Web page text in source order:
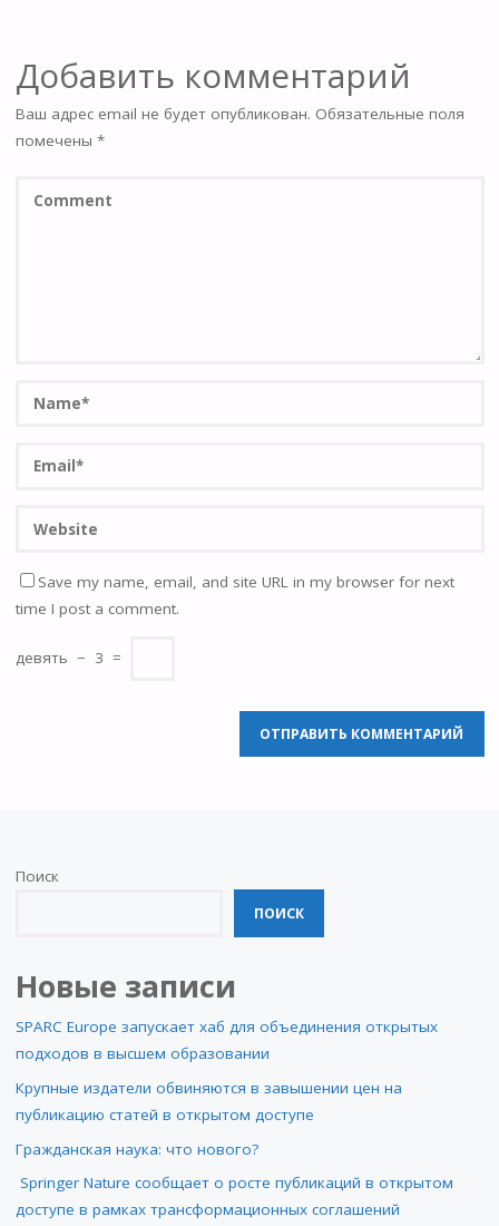
Добавить комментарий
Ваш адрес email не будет опубликован. Обязательные поля
помечены *
Save my name, email, and site URL in my browser for next
time I post a comment.
девять − 3 =
Поиск
ПОИСК
Новые записи
SPARC Europe запускает хаб для объединения открытых
подходов в высшем образовании
Крупные издатели обвиняются в завышении цен на
публикацию статей в открытом доступе
Гражданская наука: что нового?
Springer Nature сообщает о росте публикаций в открытом
доступе в рамках трансформационных соглашений